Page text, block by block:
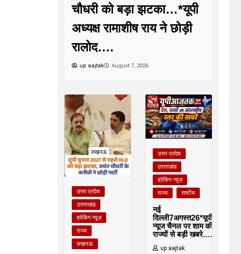
चौधरी को बड़ा झटका…*यूपी
अध्यक्ष रामाशीष राय ने छोड़ी
रालोद….
up aajtak August 7, 2026
उत्तर प्रदेश
उत्तराखंड
ब्रेकिंग न्यूज़
राज्य
लखनऊ
उत्तर प्रदेश
उत्तराखंड
ब्रेकिंग न्यूज़
राज्य
राष्टीय
नई
दिल्ली7अगस्त26*यूपीआजतक
न्यूज चैनल पर शाम की देश
राज्यों से बड़ी खबरे….*
up aajtak